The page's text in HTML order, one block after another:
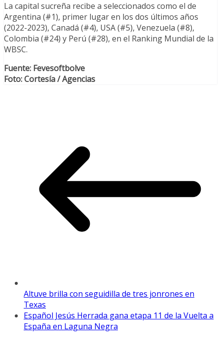
La capital sucreña recibe a seleccionados como el de
Argentina (#1), primer lugar en los dos últimos años
(2022-2023), Canadá (#4), USA (#5), Venezuela (#8),
Colombia (#24) y Perú (#28), en el Ranking Mundial de la
WBSC.
Fuente: Fevesoftbolve
Foto: Cortesía / Agencias
Altuve brilla con seguidilla de tres jonrones en
Texas
Español Jesús Herrada gana etapa 11 de la Vuelta a
España en Laguna Negra